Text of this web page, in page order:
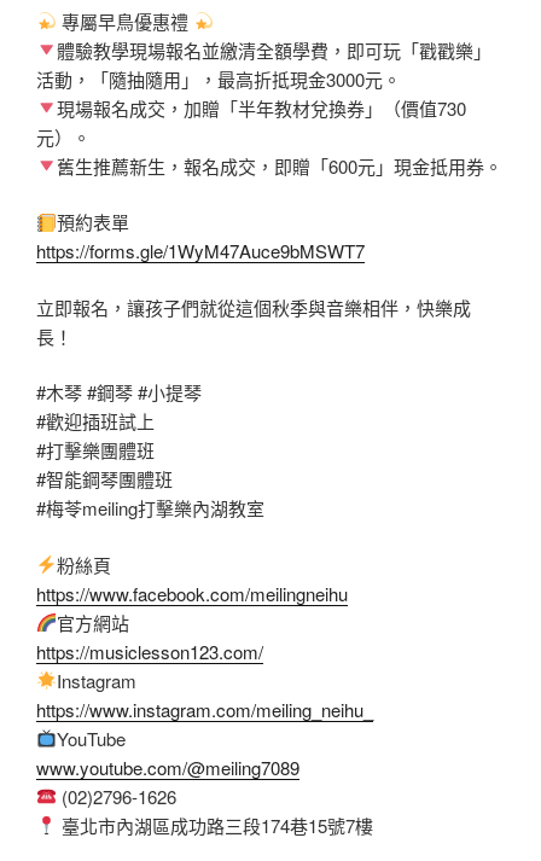
專屬早鳥優惠禮
體驗教學現場報名並繳清全額學費，即可玩「戳戳樂」
活動，「隨抽隨用」，最高折抵現金3000元。
現場報名成交，加贈「半年教材兌換券」（價值730
元）。
舊生推薦新生，報名成交，即贈「600元」現金抵用券。
預約表單
https://forms.gle/1WyM47Auce9bMSWT7
立即報名，讓孩子們就從這個秋季與音樂相伴，快樂成
長！
#木琴#鋼琴#小提琴
#歡迎插班試上
#打擊樂團體班
#智能鋼琴團體班
#梅苓meiling打擊樂內湖教室
粉絲頁
https://www.facebook.com/meilingneihu
官方網站
https://musiclesson123.com/
Instagram
https://www.instagram.com/meiling_neihu_
YouTube
www.youtube.com/@meiling7089
(02)2796-1626
臺北市內湖區成功路三段174巷15號7樓